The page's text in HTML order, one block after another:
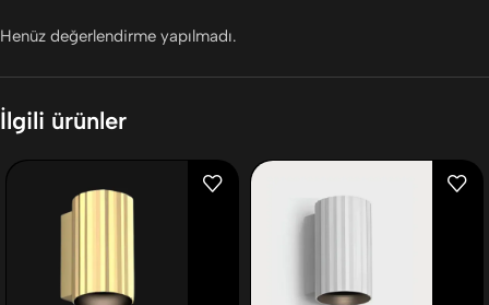
Henüz değerlendirme yapılmadı.
İlgili ürünler